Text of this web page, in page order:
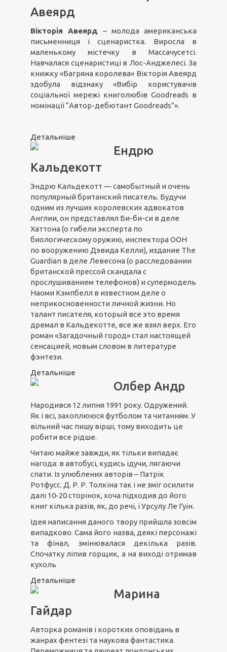
Авеярд
Вікторія Авеярд – молода американська
письменниця і сценаристка. Виросла в
маленькому містечку в Массачусетсі.
Навчалася сценаристиці в Лос-Анджелесі. За
книжку «Багряна королева» Вікторія Авеярд
здобула відзнаку «Вибір користувачів
соціальної мережі книголюбів Goodreads в
номінації “Автор-дебютант Goodreads”».
Детальніше
Ендрю
Кальдекотт
Эндрю Кальдекотт — самобытный и очень
популярный британский писатель. Будучи
одним из лучших королевских адвокатов
Англии, он представлял Би-би-си в деле
Хаттона (о гибели эксперта по
биологическому оружию, инспектора ООН
по вооружению Дэвида Келли), издание The
Guardian в деле Левесона (о расследовании
британской прессой скандала с
прослушиванием телефонов) и супермодель
Наоми Кэмпбелл в известном деле о
неприкосновенности личной жизни. Но
талант писателя, который все это время
дремал в Кальдекотте, все же взял верх. Его
роман «Загадочный город» стал настоящей
сенсацией, новым словом в литературе
фэнтези.
Детальніше
Олбер Андр
Народився 12 липня 1991 року. Одружений.
Як і всі, захоплююся футболом та читанням. У
вільний час пишу вірші, тому виходить це
робити все рідше.
Читаю майже завжди, як тільки випадає
нагода: в автобусі, кудись ідучи, лягаючи
спати. Із улюблених авторів – Патрік
Ротфусс. Д. Р. Р. Толкіна так і не зміг осилити
далі 10-20 сторінок, хоча підходив до його
книг кілька разів, як, до речі, і Урсулу Ле Гуін.
Ідея написання даного твору прийшла зовсім
випадково. Сама його назва, деякі персонажі
та фінал, змінювалася декілька разів.
Спочатку ліпив горщик, а на виході отримав
кухоль
Детальніше
Марина
Гайдар
Авторка романів і коротких оповідань в
жанрах фентезі та наукова фантастика.